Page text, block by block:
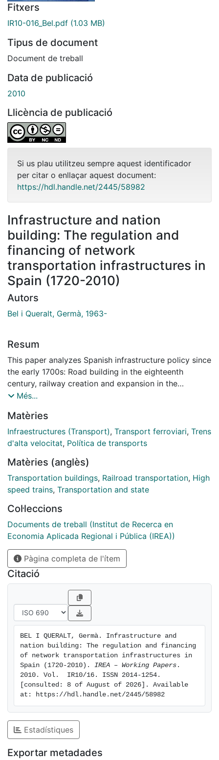
Fitxers
IR10-016_Bel.pdf (1.03 MB)
Tipus de document
Document de treball
Data de publicació
2010
Llicència de publicació
Si us plau utilitzeu sempre aquest identificador
per citar o enllaçar aquest document:
https://hdl.handle.net/2445/58982
Infrastructure and nation
building: The regulation and
financing of network
transportation infrastructures in
Spain (1720-2010)
Autors
Bel i Queralt, Germà, 1963-
Resum
This paper analyzes Spanish infrastructure policy since
the early 1700s: Road building in the eighteenth
century, railway creation and expansion in the
nineteenth, motorway expansion in the twentieth, and
analysis reveals a long-term pattern, in which
infrastructure policy in Spain has been driven not by
the requirements of commerce and economic activity,
around the country’s political capital.
Més...
Matèries
Infraestructures (Transport), Transport ferroviari, Trens
d'alta velocitat, Política de transports
Matèries (anglès)
Transportation buildings, Railroad transportation, High
speed trains, Transportation and state
Col·leccions
Documents de treball (Institut de Recerca en
Economia Aplicada Regional i Pública (IREA))
Pàgina completa de l'ítem
Citació
BEL I QUERALT, Germà. Infrastructure and
nation building: The regulation and financing
of network transportation infrastructures in
Spain (1720-2010). IREA – Working Papers .
2010. Vol.  IR10/16. ISSN 2014-1254.
[consulted: 8 of August of 2026]. Available
at: https://hdl.handle.net/2445/58982
Estadístiques
Exportar metadades